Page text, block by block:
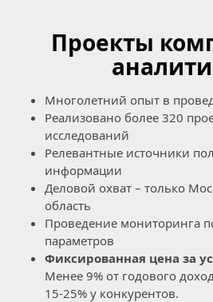
Проекты
Многолетний опыт в
Реализовано более 320
исследований
Релевантные источники
информации
Деловой охват – только
область
Проведение мониторинга
параметров
Фиксированная цена за
Менее 9% от годового
15-25% у конкурентов.